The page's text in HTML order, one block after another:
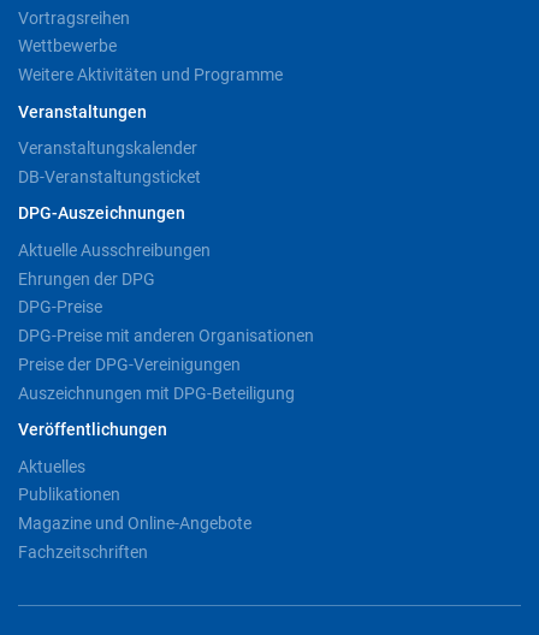
Vortragsreihen
Wettbewerbe
Weitere Aktivitäten und Programme
Veranstaltungen
Veranstaltungskalender
DB-Veranstaltungsticket
DPG-Auszeichnungen
Aktuelle Ausschreibungen
Ehrungen der DPG
DPG-Preise
DPG-Preise mit anderen Organisationen
Preise der DPG-Vereinigungen
Auszeichnungen mit DPG-Beteiligung
Veröffentlichungen
Aktuelles
Publikationen
Magazine und Online-Angebote
Fachzeitschriften